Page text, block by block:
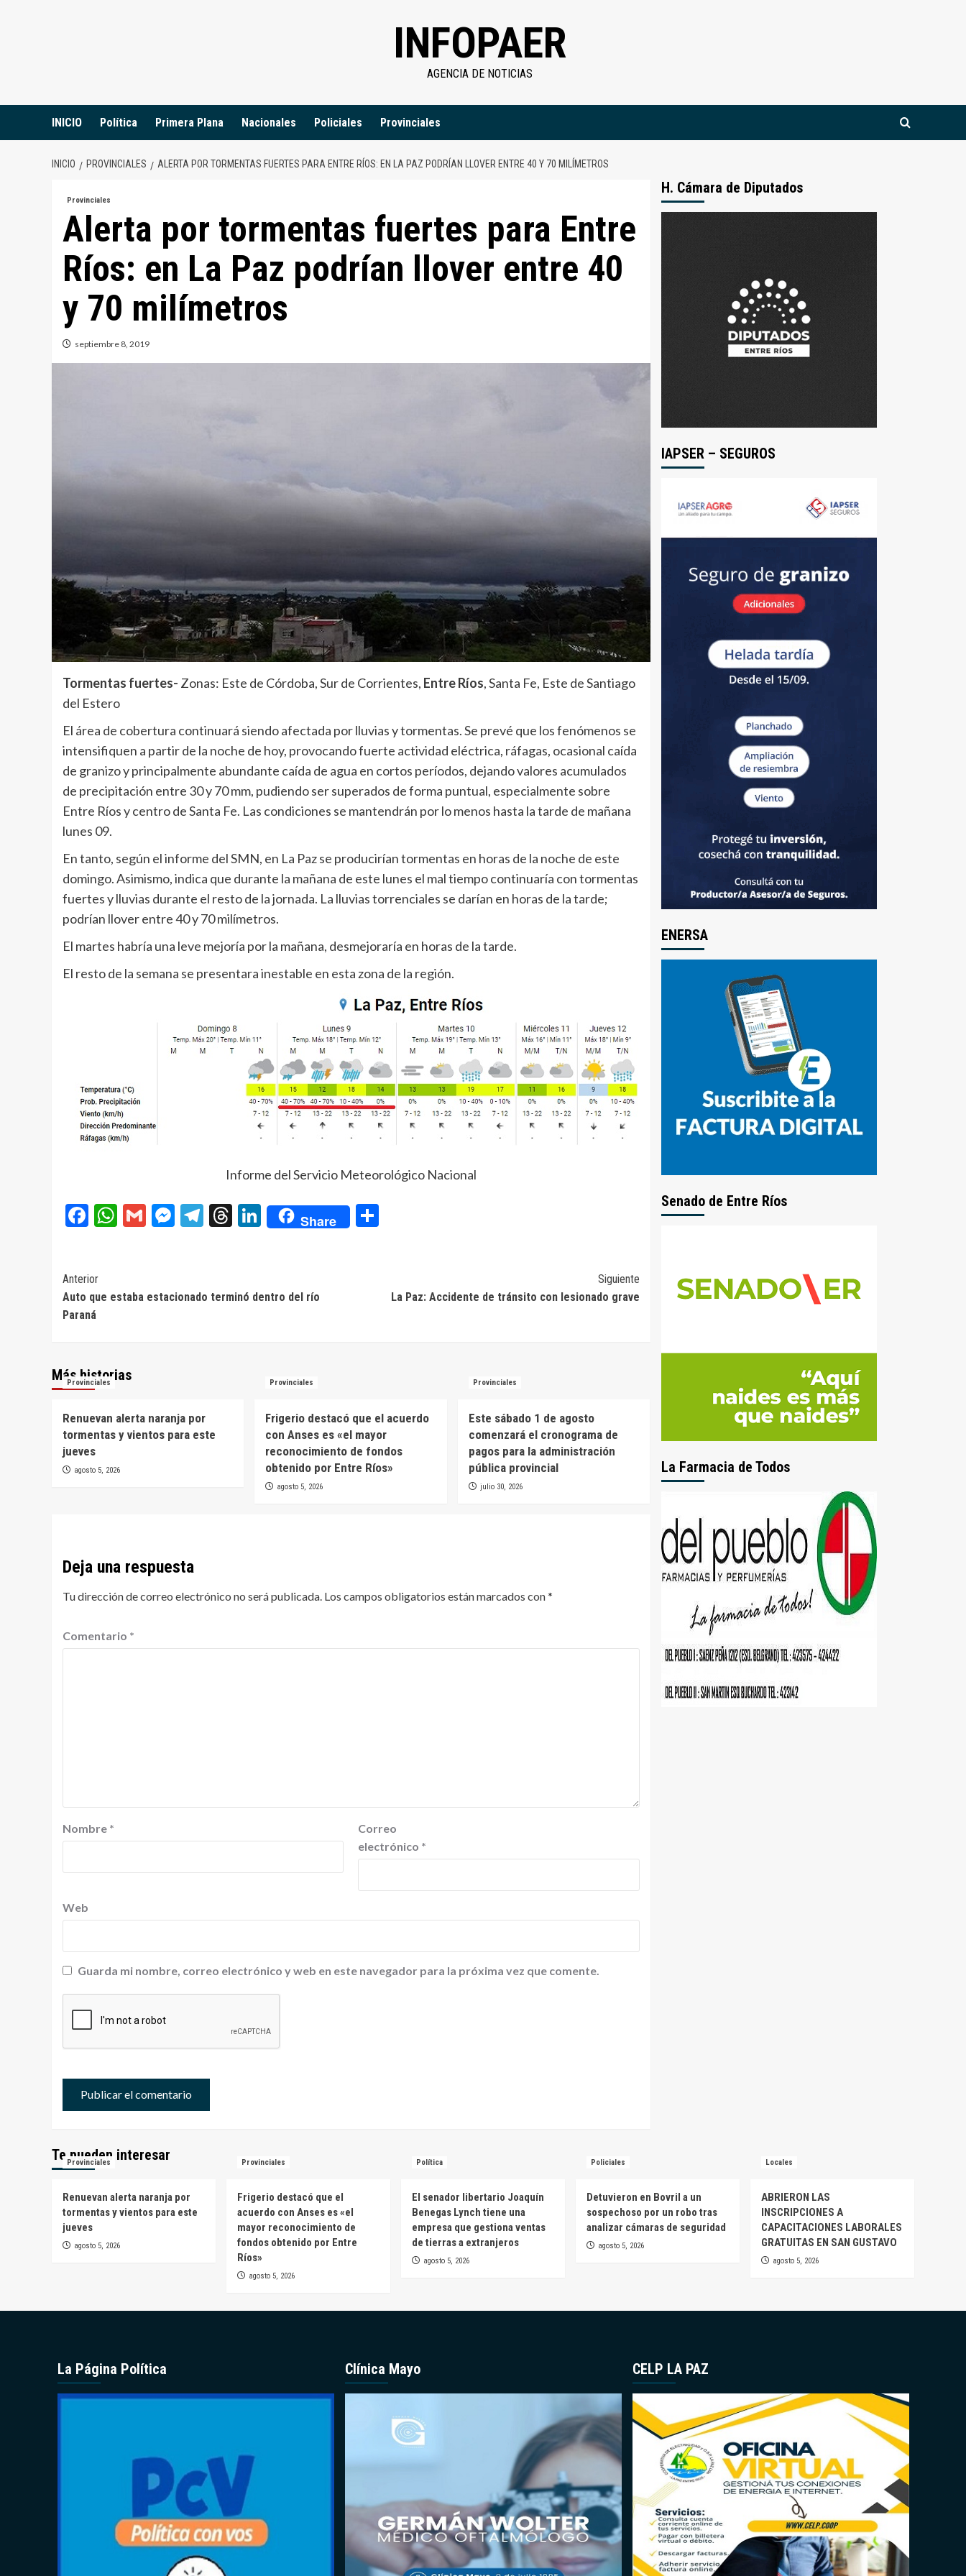
INFOPAER
AGENCIA DE NOTICIAS
INICIO Política Primera Plana Nacionales Policiales Provinciales
INICIO PROVINCIALES ALERTA POR TORMENTAS FUERTES PARA ENTRE RÍOS: EN LA PAZ PODRÍAN LLOVER ENTRE 40 Y 70 MILÍMETROS
Provinciales
Alerta por tormentas fuertes para Entre
Ríos: en La Paz podrían llover entre 40
y 70 milímetros
septiembre 8, 2019
Tormentas fuertes- Zonas: Este de Córdoba, Sur de Corrientes, Entre Ríos, Santa Fe, Este de Santiago
del Estero
El área de cobertura continuará siendo afectada por lluvias y tormentas. Se prevé que los fenómenos se
intensifiquen a partir de la noche de hoy, provocando fuerte actividad eléctrica, ráfagas, ocasional caída
de granizo y principalmente abundante caída de agua en cortos períodos, dejando valores acumulados
de precipitación entre 30 y 70 mm, pudiendo ser superados de forma puntual, especialmente sobre
Entre Ríos y centro de Santa Fe. Las condiciones se mantendrán por lo menos hasta la tarde de mañana
lunes 09.
En tanto, según el informe del SMN, en La Paz se producirían tormentas en horas de la noche de este
domingo. Asimismo, indica que durante la mañana de este lunes el mal tiempo continuaría con tormentas
fuertes y lluvias durante el resto de la jornada. La lluvias torrenciales se darían en horas de la tarde;
podrían llover entre 40 y 70 milímetros.
El martes habría una leve mejoría por la mañana, desmejoraría en horas de la tarde.
El resto de la semana se presentara inestable en esta zona de la región.
Informe del Servicio Meteorológico Nacional
Facebook
WhatsApp
GmailMessenger
Telegram
Threads
LinkedIn
Share
Navegación
de
Anterior
Auto que estaba estacionado terminó dentro del río
Paraná
Siguiente
La Paz: Accidente de tránsito con lesionado grave
Más historias
Provinciales
Renuevan alerta naranja por
tormentas y vientos para este
jueves
agosto 5, 2026
Provinciales
Frigerio destacó que el acuerdo
con Anses es «el mayor
reconocimiento de fondos
obtenido por Entre Ríos»
agosto 5, 2026
Provinciales
Este sábado 1 de agosto
comenzará el cronograma de
pagos para la administración
pública provincial
julio 30, 2026
Deja una respuesta
Tu dirección de correo electrónico no será publicada. Los campos obligatorios están marcados con*
Comentario *
Nombre *
Correo
electrónico *
Web
Guarda mi nombre, correo electrónico y web en este navegador para la próxima vez que comente.
H. Cámara de Diputados
IAPSER – SEGUROS
ENERSA
Senado de Entre Ríos
La Farmacia de Todos
Te pueden interesar
Provinciales
Renuevan alerta naranja por
tormentas y vientos para este
jueves
agosto 5, 2026
Provinciales
Frigerio destacó que el
acuerdo con Anses es «el
mayor reconocimiento de
fondos obtenido por Entre
Ríos»
agosto 5, 2026
Política
El senador libertario Joaquín
Benegas Lynch tiene una
empresa que gestiona ventas
de tierras a extranjeros
agosto 5, 2026
Policiales
Detuvieron en Bovril a un
sospechoso por un robo tras
analizar cámaras de seguridad
agosto 5, 2026
Locales
ABRIERON LAS
INSCRIPCIONES A
CAPACITACIONES LABORALES
GRATUITAS EN SAN GUSTAVO
agosto 5, 2026
La Página Política Clínica Mayo CELP LA PAZ